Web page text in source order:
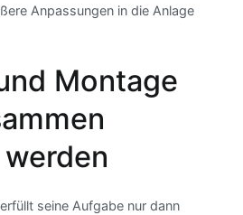
Anpassungen in die Anlage
Montage
seine Aufgabe nur dann